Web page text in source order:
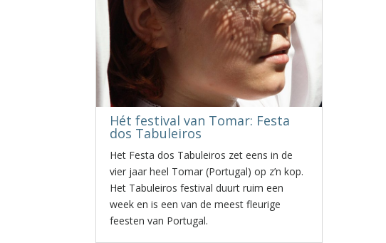
Hét festival van Tomar: Festa
dos Tabuleiros
Het Festa dos Tabuleiros zet eens in de
vier jaar heel Tomar (Portugal) op z’n kop.
Het Tabuleiros festival duurt ruim een
week en is een van de meest fleurige
feesten van Portugal.